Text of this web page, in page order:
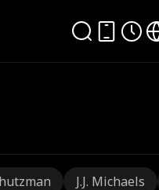
J.J. Michaels